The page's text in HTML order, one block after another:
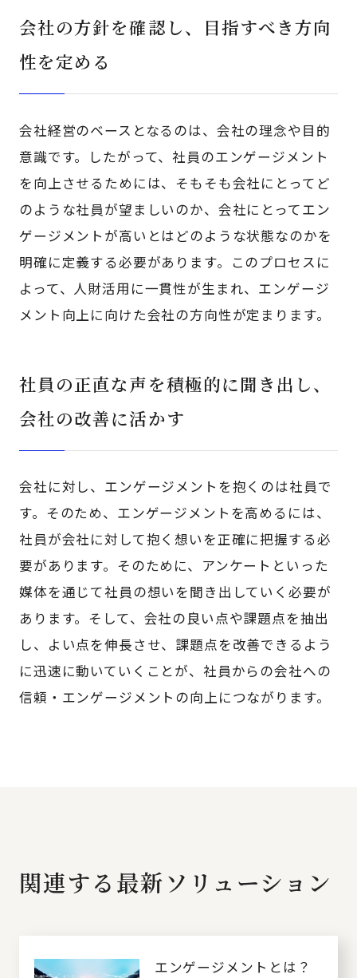
会社の方針を確認し、目指すべき方向
性を定める
会社経営のベースとなるのは、会社の理念や目的
意識です。したがって、社員のエンゲージメント
を向上させるためには、そもそも会社にとってど
のような社員が望ましいのか、会社にとってエン
ゲージメントが高いとはどのような状態なのかを
明確に定義する必要があります。このプロセスに
よって、人財活用に一貫性が生まれ、エンゲージ
メント向上に向けた会社の方向性が定まります。
社員の正直な声を積極的に聞き出し、
会社の改善に活かす
会社に対し、エンゲージメントを抱くのは社員で
す。そのため、エンゲージメントを高めるには、
社員が会社に対して抱く想いを正確に把握する必
要があります。そのために、アンケートといった
媒体を通じて社員の想いを聞き出していく必要が
あります。そして、会社の良い点や課題点を抽出
し、よい点を伸長させ、課題点を改善できるよう
に迅速に動いていくことが、社員からの会社への
信頼・エンゲージメントの向上につながります。
関連する最新ソリューション
エンゲージメントとは？